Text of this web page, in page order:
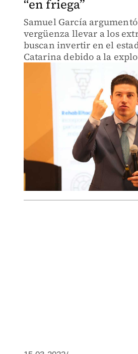
“en friega”
Samuel García
vergüenza llevar a los
buscan invertir en el
Catarina debido a la
cerros.